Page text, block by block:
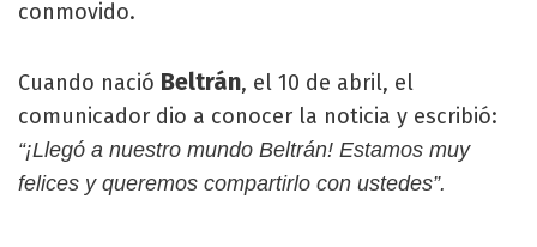
conmovido.
Cuando nació Beltrán, el 10 de abril, el
comunicador dio a conocer la noticia y escribió:
“¡Llegó a nuestro mundo Beltrán! Estamos muy
felices y queremos compartirlo con ustedes”.